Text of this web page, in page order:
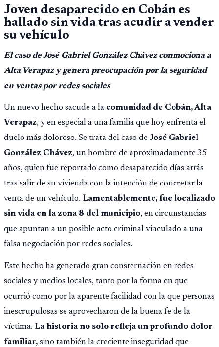
Joven desaparecido en Cobán es
hallado sin vida tras acudir a vender
su vehículo
El caso de José Gabriel González Chávez conmociona a
Alta Verapaz y genera preocupación por la seguridad
en ventas por redes sociales
Un nuevo hecho sacude a la comunidad de Cobán, Alta
Verapaz, y en especial a una familia que hoy enfrenta el
duelo más doloroso. Se trata del caso de José Gabriel
González Chávez, un hombre de aproximadamente 35
años, quien fue reportado como desaparecido días atrás
tras salir de su vivienda con la intención de concretar la
venta de un vehículo. Lamentablemente, fue localizado
sin vida en la zona 8 del municipio, en circunstancias
que apuntan a un posible acto criminal vinculado a una
falsa negociación por redes sociales.
Este hecho ha generado gran consternación en redes
sociales y medios locales, tanto por la forma en que
ocurrió como por la aparente facilidad con la que personas
inescrupulosas se aprovecharon de la buena fe de la
víctima. La historia no solo refleja un profundo dolor
familiar, sino también la creciente inseguridad que